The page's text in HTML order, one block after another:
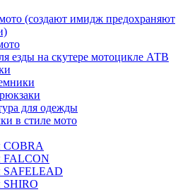
(создают имидж предохраняют
езды на скутере мотоцикле АТВ
для одежды
в стиле мото